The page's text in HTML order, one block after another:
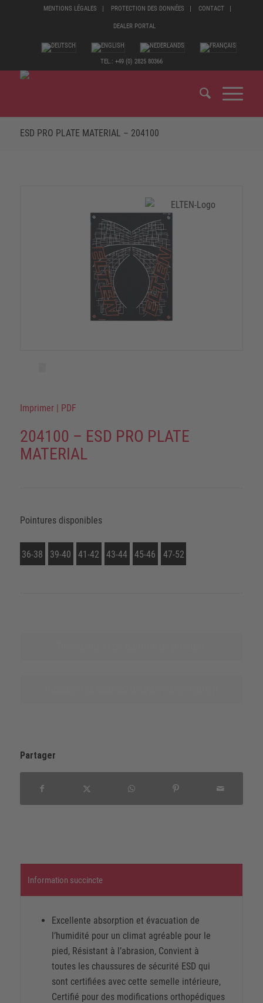
MENTIONS LÉGALES PROTECTION DES DONNÉES CONTACT
DEALER PORTAL
TEL.: +49 (0) 2825 80366
ESD PRO PLATE MATERIAL – 204100
Imprimer | PDF
204100 – ESD PRO PLATE
MATERIAL
Pointures disponibles
36-38 39-40 41-42 43-44 45-46 47-52
Partager
Information succincte
Excellente absorption et évacuation de
l’humidité pour un climat agréable pour le
pied, Résistant à l’abrasion, Convient à
toutes les chaussures de sécurité ESD qui
sont certifiées avec cette semelle intérieure,
Certifié pour des modifications orthopédiques